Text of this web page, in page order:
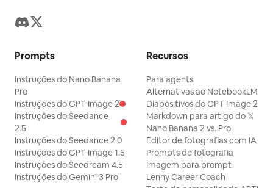
Prompts
Instruções do Nano Banana
Pro
Instruções do GPT Image 2
Instruções do Seedance
2.5
Instruções do Seedance 2.0
Instruções do GPT Image 1.5
Instruções do Seedream 4.5
Instruções do Gemini 3 Pro
Recursos
Para agents
Alternativas ao NotebookLM
Diapositivos do GPT Image 2
Markdown para artigo do 𝕏
Nano Banana 2 vs. Pro
Editor de fotografias com IA
Prompts de fotografia
Imagem para prompt
Lenny Career Coach